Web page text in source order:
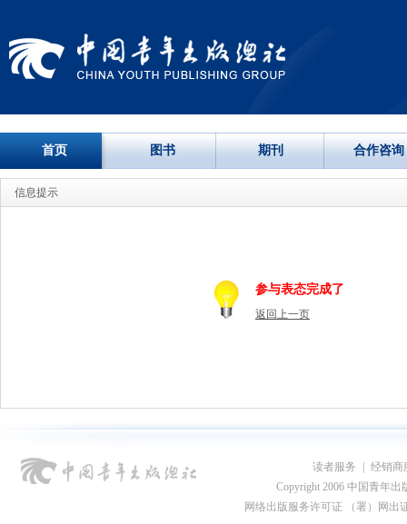
首页 图书 期刊 合作咨询
信息提示
参与表态完成了
返回上一页
读者服务
经销商
Copyright 2006 中国青年出
网络出版服务许可证 （署）网出